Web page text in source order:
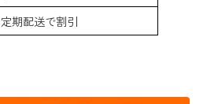
定期配送で割引